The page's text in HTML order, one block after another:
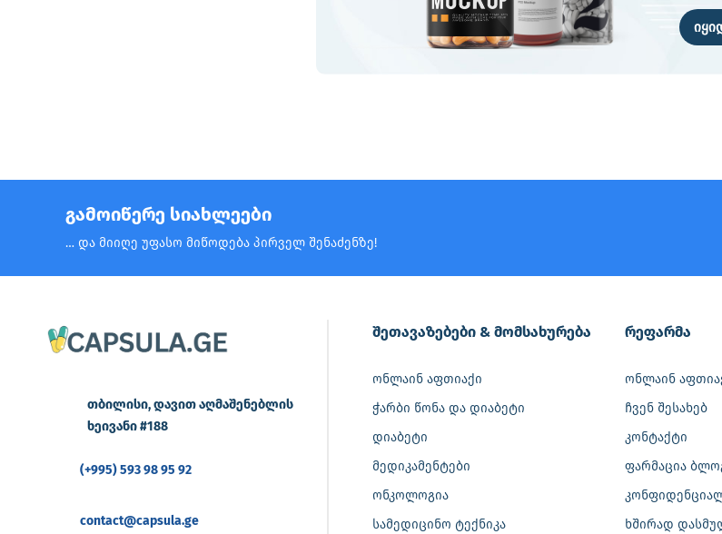
გამოიწერე სიახლეები
… და მიიღე უფასო მიწოდება პირველ შენაძენზე!
თბილისი, დავით აღმაშენებლის
ხეივანი #188
(+995) 593 98 95 92
contact@capsula.ge
შეთავაზებები & მომსახურება
ონლაინ აფთიაქი
ჭარბი წონა და დიაბეტი
დიაბეტი
მედიკამენტები
ონკოლოგია
სამედიცინო ტექნიკა
რეფარმა
ონლაინ
ჩვენ შესახებ
კონტაქტი
ფარმაცია
ხშირად